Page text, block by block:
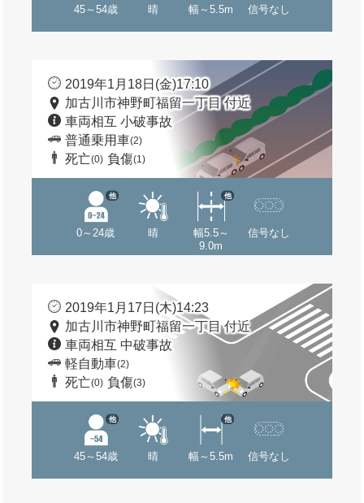
45～54歳 晴 幅～5.5m 信号なし
2019年1月18日(金)17:10
加古川市神野町福留一丁目 付近
車両相互 小破事故
普通乗用車(2)
死亡(0) 負傷(1)
0～24歳
他
晴
幅5.5～
9.0m
他
信号なし
2019年1月17日(木)14:23
加古川市神野町福留一丁目 付近
車両相互 中破事故
軽自動車(2)
死亡(0) 負傷(3)
45～54歳
他
晴 幅～5.5m
他
信号なし